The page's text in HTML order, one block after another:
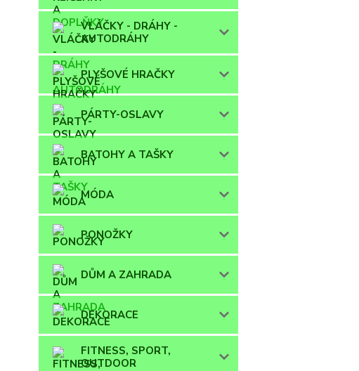
VLÁČKY - DRÁHY -
AUTODRÁHY
PLYŠOVÉ HRAČKY
PÁRTY-OSLAVY
BATOHY A TAŠKY
MÓDA
PONOŽKY
DŮM A ZAHRADA
DEKORACE
FITNESS, SPORT,
OUTDOOR